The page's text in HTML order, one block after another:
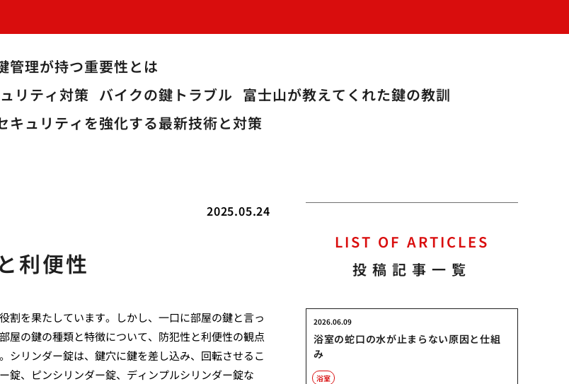
管理が持つ重要性とは
リティ対策 バイクの鍵トラブル 富士山が教えてくれた鍵の教訓
キュリティを強化する最新技術と対策
2025.05.24
利便性
割を果たしています。しかし、一口に部屋の鍵と言っ
屋の鍵の種類と特徴について、防犯性と利便性の観点
シリンダー錠は、鍵穴に鍵を差し込み、回転させるこ
錠、ピンシリンダー錠、ディンプルシリンダー錠な
LIST OF ARTICLES
投稿記事一覧
浴室の蛇口の水が止まらない原因と仕組
み
2026.06.09
浴室